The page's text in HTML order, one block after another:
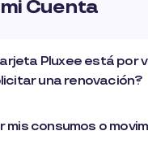
Cuenta
Pluxee está por
una renovación?
mis consumos o